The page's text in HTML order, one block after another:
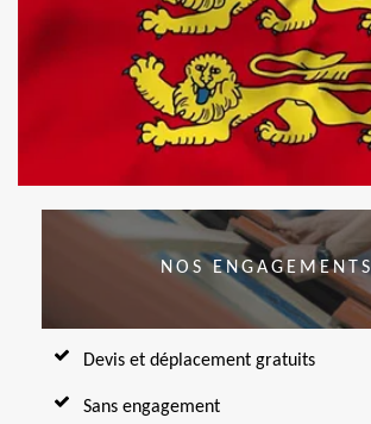
NOS ENGAGEMENTS
Devis et déplacement gratuits
Sans engagement